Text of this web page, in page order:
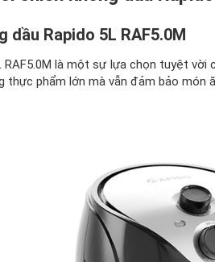
dầu Rapido 5L RAF5.0M
RAF5.0M là một sự lựa chọn tuyệt
thực phẩm lớn mà vẫn đảm bảo món